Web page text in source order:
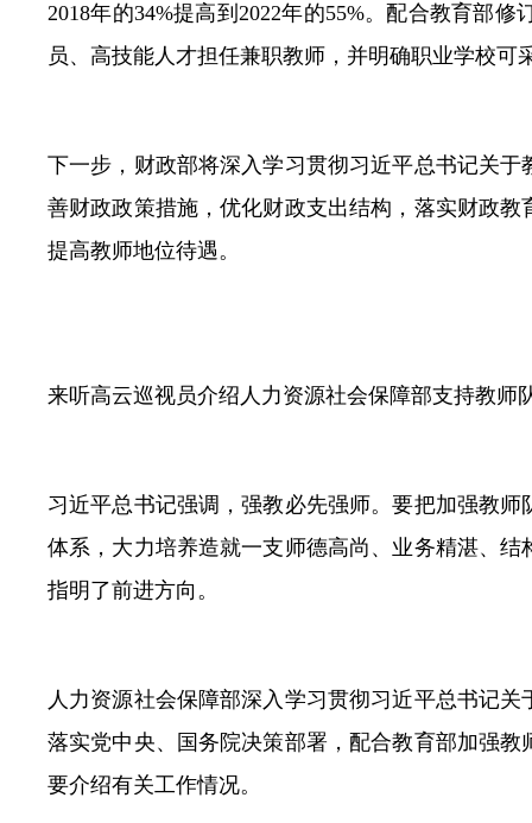
2018年的34%提高到2022年的55%。配合教育部
员、高技能人才担任兼职教师，并明确职业学校
下一步，财政部将深入学习贯彻习近平总书记关
善财政政策措施，优化财政支出结构，落实财政
提高教师地位待遇。
来听高云巡视员介绍人力资源社会保障部支持教
习近平总书记强调，强教必先强师。要把加强教
体系，大力培养造就一支师德高尚、业务精湛、
指明了前进方向。
人力资源社会保障部深入学习贯彻习近平总书记
落实党中央、国务院决策部署，配合教育部加强
要介绍有关工作情况。